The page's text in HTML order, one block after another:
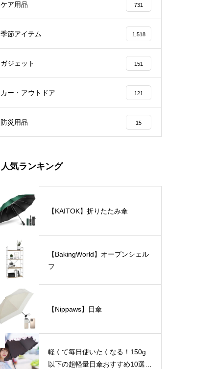
ケア用品 731
季節アイテム 1,518
ガジェット 151
カー・アウトドア 121
防災用品 15
人気ランキング
【KAITOK】折りたたみ傘
【BakingWorld】オープンシェル
フ
【Nippaws】日傘
軽くて毎日使いたくなる！150g
以下の超軽量日傘おすすめ10選